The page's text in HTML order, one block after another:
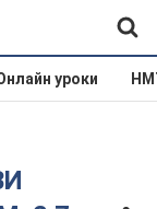
уроки